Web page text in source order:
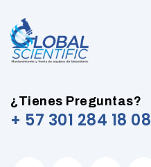
¿Tienes Preguntas?
+ 57 301 284 18 08